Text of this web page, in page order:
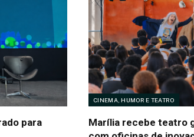
para
CINEMA, HUMOR E TEATRO
Marília recebe teatro